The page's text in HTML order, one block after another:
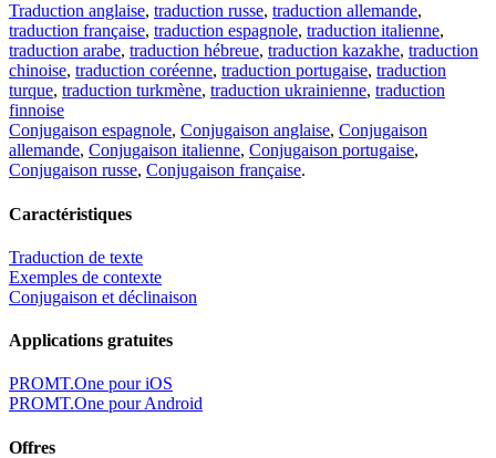
Traduction anglaise, traduction russe, traduction allemande,
traduction française, traduction espagnole, traduction italienne,
traduction arabe, traduction hébreue, traduction kazakhe, traduction
chinoise, traduction coréenne, traduction portugaise, traduction
turque, traduction turkmène, traduction ukrainienne, traduction
finnoise
Conjugaison espagnole, Conjugaison anglaise, Conjugaison
allemande, Conjugaison italienne, Conjugaison portugaise,
Conjugaison russe, Conjugaison française.
Caractéristiques
Traduction de texte
Exemples de contexte
Conjugaison et déclinaison
Applications gratuites
PROMT.One pour iOS
PROMT.One pour Android
Offres